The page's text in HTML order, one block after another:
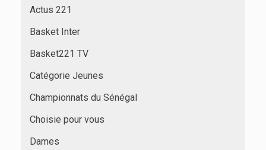
Actus 221
Basket Inter
Basket221 TV
Catégorie Jeunes
Championnats du Sénégal
Choisie pour vous
Dames